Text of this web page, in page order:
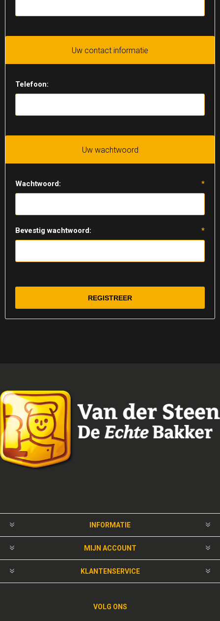
Uw contact informatie
Telefoon:
Uw wachtwoord
Wachtwoord: *
Bevestig wachtwoord: *
INFORMATIE
MIJN ACCOUNT
KLANTENSERVICE
VOLG ONS